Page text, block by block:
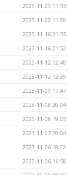
2023-11-23 11:55
2023-11-22 11:00
2023-11-16 21:55
2023-11-16 21:52
2023-11-12 12:40
2023-11-12 12:39
2023-11-09 17:47
2023-11-08 20:04
2023-11-08 19:05
2023-11-07 20:04
2023-11-06 18:22
2023-11-06 16:58